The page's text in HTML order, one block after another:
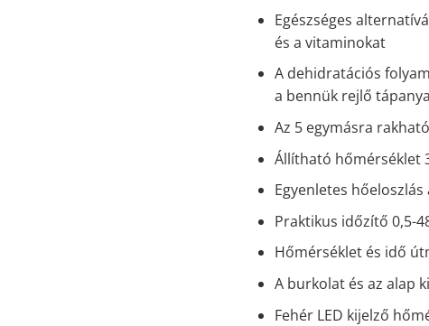
Egészséges
és a vitaminokat
A dehidratációs
a bennük rejlő
Az 5 egymásra
Állítható hőmérséklet
Egyenletes
Praktikus időzítő 0,5-
Hőmérséklet és idő
A burkolat és az alap
Fehér LED kijelző